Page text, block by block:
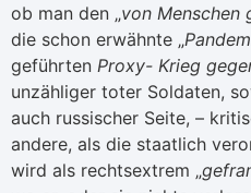
ob man den „von Menschen
die schon erwähnte „
geführten Proxy- Krieg
unzähliger toter Soldaten,
auch russischer Seite, –
andere, als die staatlich
wird als rechtsextrem „